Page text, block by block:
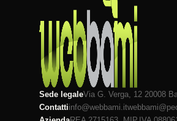
Sede legaleVia G. Verga, 12 20008
Contattiinfo@webbami.it